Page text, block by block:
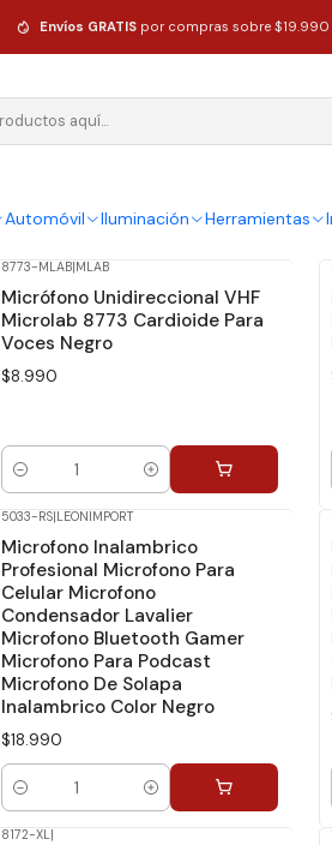
Automóvil Iluminación Herramientas
Envíos GRATIS por compras sobre $19.990
8773-MLAB MLAB
Micrófono Unidireccional VHF
Microlab 8773 Cardioide Para
Voces Negro
$8.990
Cantidad
5033-RS LEONIMPORT
Microfono Inalambrico
Profesional Microfono Para
Celular Microfono
Condensador Lavalier
Microfono Bluetooth Gamer
Microfono Para Podcast
Microfono De Solapa
Inalambrico Color Negro
$18.990
Cantidad
8172-XL